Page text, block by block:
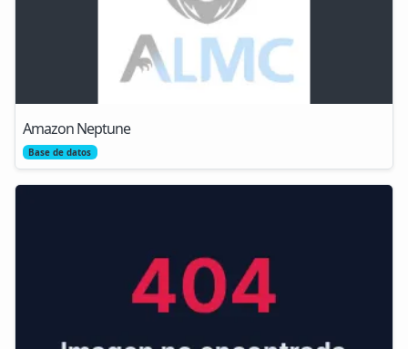
Amazon Neptune
Base de datos